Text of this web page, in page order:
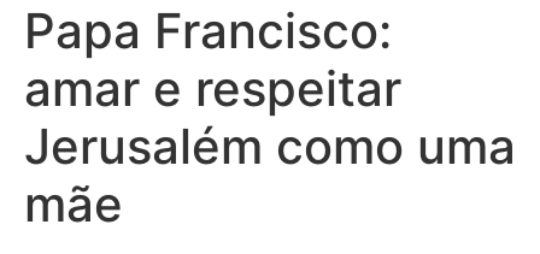
Papa Francisco:
amar e respeitar
Jerusalém como uma
mãe